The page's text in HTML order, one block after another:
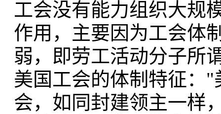
工会没有能力组织大规
作用，主要因为工会体
弱，即劳工活动分子所
美国工会的体制特征：
会，如同封建领主一样